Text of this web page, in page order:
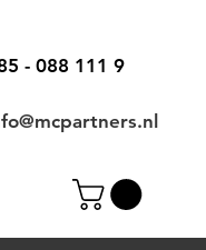
- 088 111 9